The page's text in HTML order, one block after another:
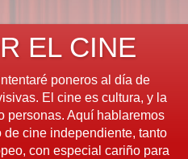
EL CINE
poneros al día de
El cine es cultura, y la
personas. Aquí hablaremos
cine independiente, tanto
con especial cariño para